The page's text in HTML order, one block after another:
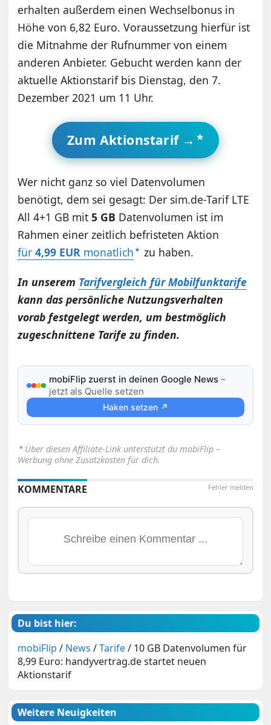
erhalten außerdem einen Wechselbonus in
Höhe von 6,82 Euro. Voraussetzung hierfür ist
die Mitnahme der Rufnummer von einem
anderen Anbieter. Gebucht werden kann der
aktuelle Aktionstarif bis Dienstag, den 7.
Dezember 2021 um 11 Uhr.
Zum Aktionstarif →
Wer nicht ganz so viel Datenvolumen
benötigt, dem sei gesagt: Der sim.de-Tarif LTE
All 4+1 GB mit5 GB Datenvolumen ist im
Rahmen einer zeitlich befristeten Aktion
für4,99 EUR monatlich zu haben.
In unserem Tarifvergleich für Mobilfunktarife
kann das persönliche Nutzungsverhalten
vorab festgelegt werden, um bestmöglich
zugeschnittene Tarife zu finden.
mobiFlip zuerst in deinen Google News –
jetzt als Quelle setzen
Haken setzen ↗
⋆ Über diesen Affiliate-Link unterstützt du mobiFlip –
Werbung ohne Zusatzkosten für dich.
Fehler melden
KOMMENTARE
Du bist hier:
mobiFlip / News /Tarife/ 10 GB Datenvolumen für
8,99 Euro: handyvertrag.de startet neuen
Aktionstarif
Weitere Neuigkeiten